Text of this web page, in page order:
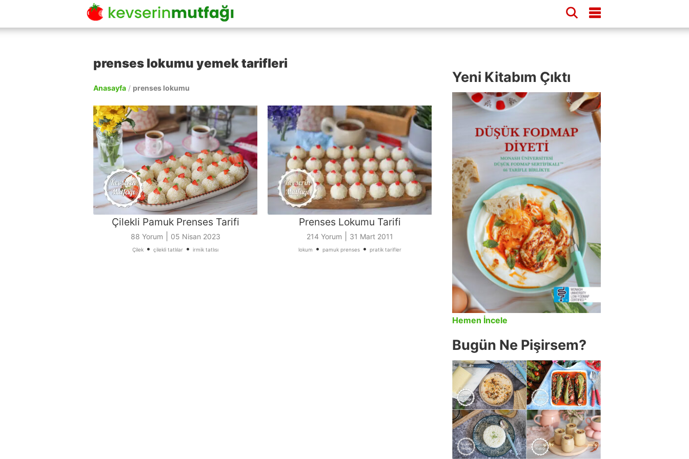
prenses lokumu yemek tarifleri
Anasayfa / prenses lokumu
Çilekli Pamuk Prenses Tarifi
88 Yorum 05 Nisan 2023
Çilek • çilekli tatlılar • irmik tatlısı
Prenses Lokumu Tarifi
214 Yorum 31 Mart 2011
lokum • pamuk prenses• pratik tarifler
Yeni Kitabım Çıktı
Hemen İncele
Bugün Ne Pişirsem?